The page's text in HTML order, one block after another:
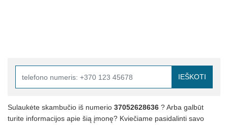
IEŠKOTI
Sulaukėte skambučio iš numerio 37052628636 ? Arba galbūt
turite informacijos apie šią įmonę? Kviečiame pasidalinti savo